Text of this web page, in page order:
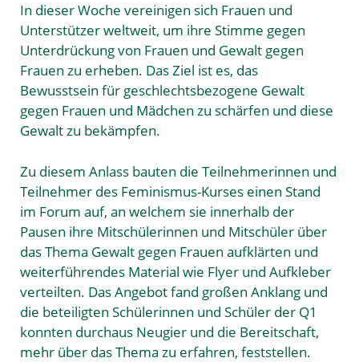
In dieser Woche vereinigen sich Frauen und
Unterstützer weltweit, um ihre Stimme gegen
Unterdrückung von Frauen und Gewalt gegen
Frauen zu erheben. Das Ziel ist es, das
Bewusstsein für geschlechtsbezogene Gewalt
gegen Frauen und Mädchen zu schärfen und diese
Gewalt zu bekämpfen.
Zu diesem Anlass bauten die Teilnehmerinnen und
Teilnehmer des Feminismus-Kurses einen Stand
im Forum auf, an welchem sie innerhalb der
Pausen ihre Mitschülerinnen und Mitschüler über
das Thema Gewalt gegen Frauen aufklärten und
weiterführendes Material wie Flyer und Aufkleber
verteilten. Das Angebot fand großen Anklang und
die beteiligten Schülerinnen und Schüler der Q1
konnten durchaus Neugier und die Bereitschaft,
mehr über das Thema zu erfahren, feststellen.